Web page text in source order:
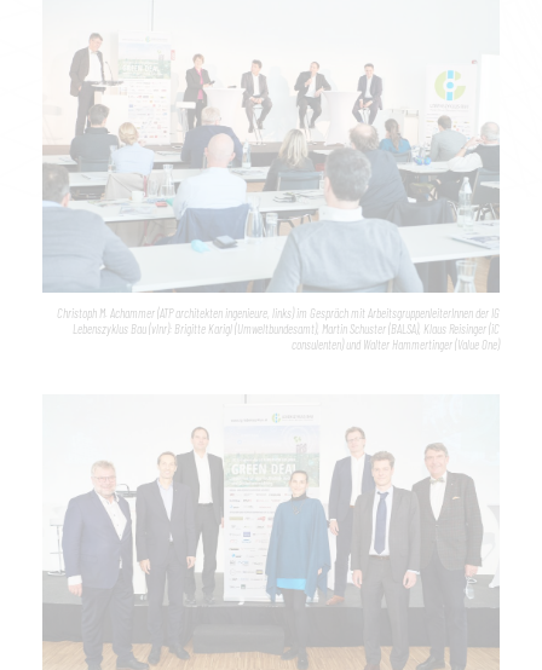
Christoph M. Achammer (ATP architekten ingenieure, links) im Gespräch mit ArbeitsgruppenleiterInnen der IG
Lebenszyklus Bau (vlnr): Brigitte Karigl (Umweltbundesamt), Martin Schuster (BALSA), Klaus Reisinger (iC
consulenten) und Walter Hammertinger (Value One)